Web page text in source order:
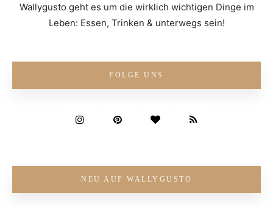
Wallygusto geht es um die wirklich wichtigen Dinge im
Leben: Essen, Trinken & unterwegs sein!
FOLGE UNS
NEU AUF WALLYGUSTO